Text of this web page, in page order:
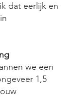
dat eerlijk en
we een
1,5